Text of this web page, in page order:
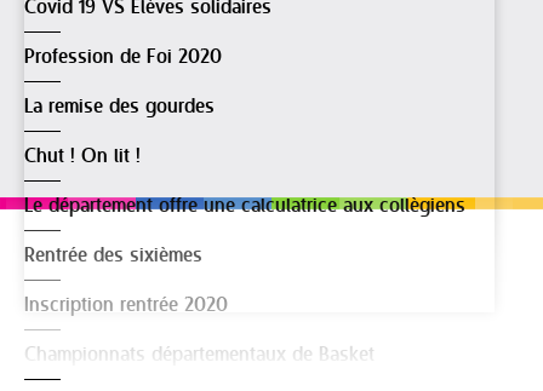
Covid 19 VS Elèves solidaires
Profession de Foi 2020
La remise des gourdes
Chut ! On lit !
Le département offre une calculatrice aux collègiens
Rentrée des sixièmes
Inscription rentrée 2020
Championnats départementaux de Basket